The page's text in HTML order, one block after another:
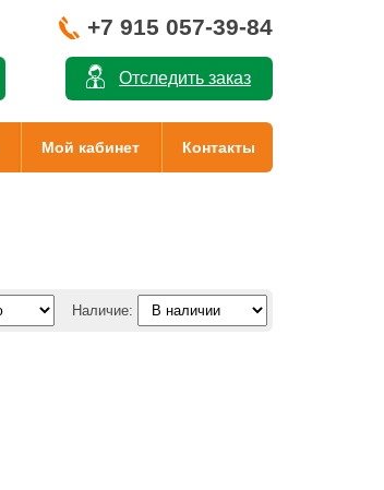
Отследить заказ
+7 915 057-39-84
Мой кабинет Контакты
Наличие: